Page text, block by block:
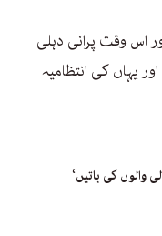
سال پرانا ہے اور اس وقت پرانی دہلی
یہاں کی انتظامیہ
والوں کی باتیں‘